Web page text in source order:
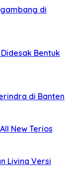
di
Bentuk
di Banten
New Terios
Livina Versi